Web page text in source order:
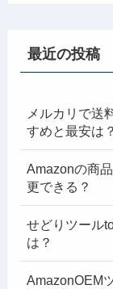
最近の投稿
メルカリで送
すめと最安は？
Amazonの商
更できる？
せどりツール
は？
AmazonOEM